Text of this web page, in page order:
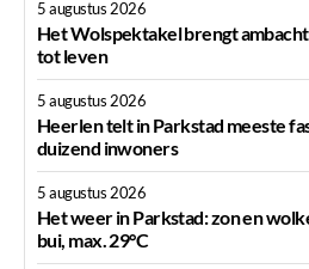
5 augustus 2026
Het Wolspektakel brengt
tot leven
5 augustus 2026
Heerlen telt in Parkstad meeste
duizend inwoners
5 augustus 2026
Het weer in Parkstad: zon en
bui, max. 29°C